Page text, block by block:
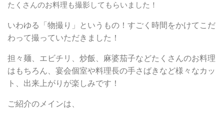
たくさんのお料理も撮影してもらいました！
いわゆる「物撮り」というもの！すごく時間をかけてこだ
わって撮っていただきました！
担々麺、エビチリ、炒飯、麻婆茄子などたくさんのお料理
はもちろん、宴会個室や料理長の手さばきなど様々なカッ
ト、出来上がりが楽しみです！
ご紹介のメインは、